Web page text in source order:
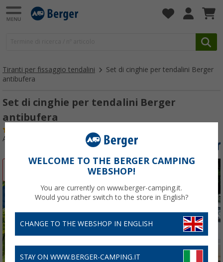
Tiranti per fissaggio tendalini
Set di cinghie per tendalini Berger
antibufera
Set di cinghie per tendalini Berger
antibufera
Articolo n: 262640
WELCOME TO THE BERGER CAMPING
WEBSHOP!
You are currently on www.berger-camping.it.
Would you rather switch to the store in English?
CHANGE TO THE WEBSHOP IN ENGLISH
STAY ON WWW.BERGER-CAMPING.IT